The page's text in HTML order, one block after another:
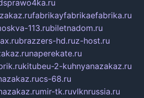
fabrikayfabrikaefabrika.ru
113.rubiletnadom.ru
brazzers-hd.ruz-host.ru
naperekate.ru
kitubeu-2-kuhnyanazakaz.ru
cs-68.ru
mir-tk.ruvlknrussia.ru